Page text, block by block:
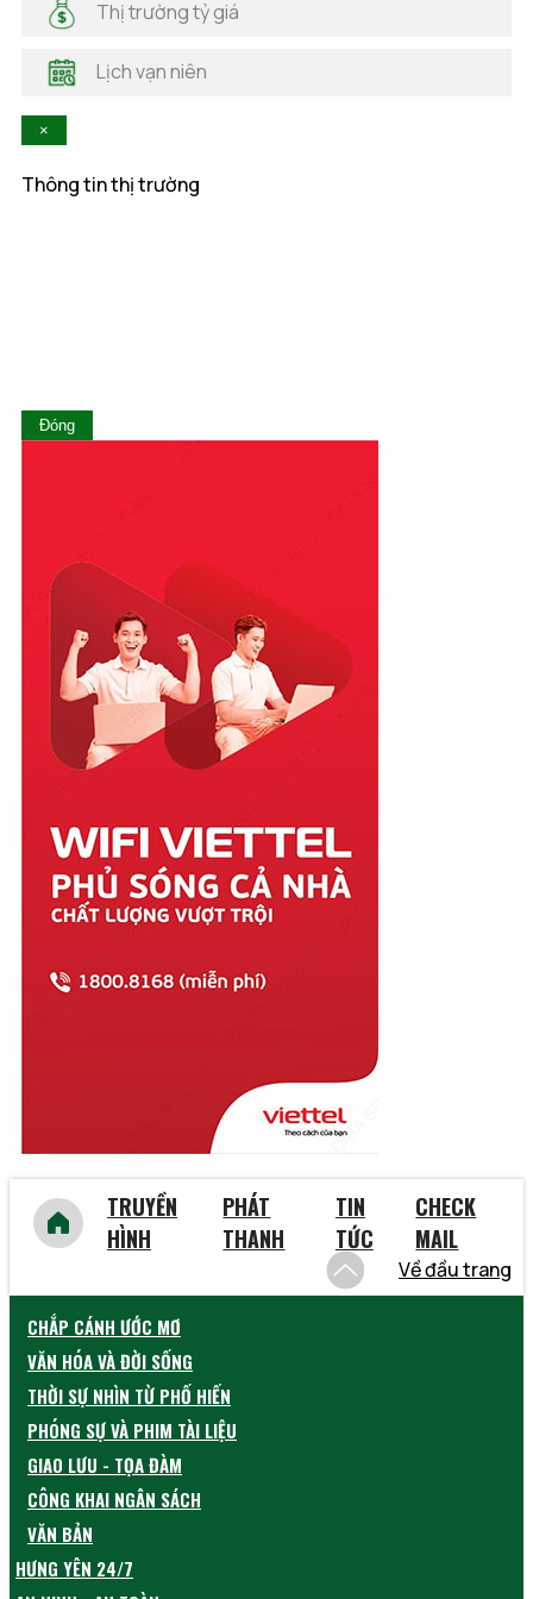
Hà Tĩnh
Hòa Bình
Lai Châu
Quảng Ngãi
Quảng Ninh
Quảng Trị
Sóc Trăng
Sơn La
Tây Ninh
Thái Bình
Thái Nguyên
Thừa Thiên Huế
Tiền Giang
Trà Vinh
Tuyên Quang
Vĩnh Phúc
Vũng Tàu
Thị trường tỷ giá
Lịch vạn niên
×
Thông tin thị trường
Đóng
TRUYỀN
HÌNH
PHÁT
THANH
TIN
TỨC
CHECK
MAIL
Về đầu trang
CHẮP CÁNH ƯỚC MƠ
VĂN HÓA VÀ ĐỜI SỐNG
THỜI SỰ NHÌN TỪ PHỐ HIẾN
PHÓNG SỰ VÀ PHIM TÀI LIỆU
GIAO LƯU - TỌA ĐÀM
CÔNG KHAI NGÂN SÁCH
VĂN BẢN
HƯNG YÊN 24/7